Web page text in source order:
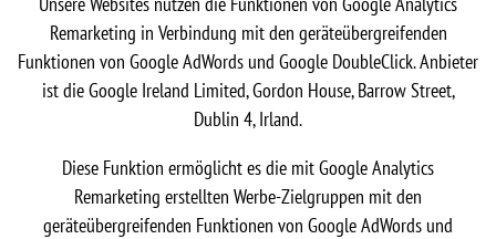
Remarketing in Verbindung mit den geräteübergreifenden
Funktionen von Google AdWords und Google DoubleClick. Anbieter
ist die Google Ireland Limited, Gordon House, Barrow Street,
Dublin 4, Irland.
Diese Funktion ermöglicht es die mit Google Analytics
Remarketing erstellten Werbe-Zielgruppen mit den
geräteübergreifenden Funktionen von Google AdWords und